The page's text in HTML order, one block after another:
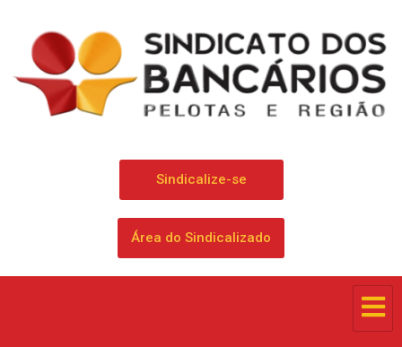
Sindicalize-se
Área do Sindicalizado